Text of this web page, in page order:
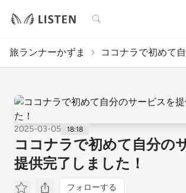
検索
旅ランナーかずま ココナラで初めて
2025-03-05 18:18
ココナラで初めて自分の
提供完了しました！
フォローする